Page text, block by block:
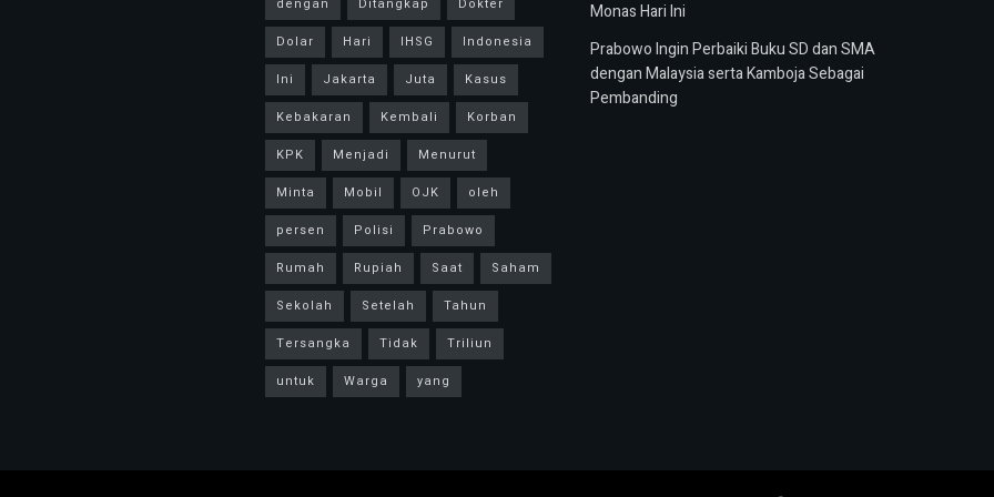
dengan
Ditangkap
Dokter
Dolar
Hari IHSG
Indonesia
Ini
Jakarta Juta
Kasus
Kebakaran
Kembali
Korban
KPK
Menjadi
Menurut
Minta
Mobil OJK
oleh
persen
Polisi
Prabowo
Rumah
Rupiah Saat
Saham
Sekolah
Setelah
Tahun
Tersangka
Tidak
Triliun
untuk
Warga yang
Monas Hari Ini
Prabowo Ingin Perbaiki Buku SD dan SMA
dengan Malaysia serta Kamboja Sebagai
Pembanding